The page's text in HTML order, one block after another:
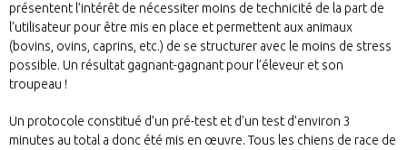
présentent l’intérêt de nécessiter moins de technicité de la part de
l’utilisateur pour être mis en place et permettent aux animaux
(bovins, ovins, caprins, etc.) de se structurer avec le moins de stress
possible. Un résultat gagnant-gagnant pour l’éleveur et son
troupeau !
Un protocole constitué d’un pré-test et d’un test d’environ 3
minutes au total a donc été mis en œuvre. Tous les chiens de race de